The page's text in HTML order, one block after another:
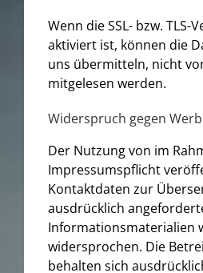
Wenn die SSL- bzw. TLS-
aktiviert ist, können die
uns übermitteln, nicht
mitgelesen werden.
Widerspruch gegen
Der Nutzung von im
Impressumspflicht
Kontaktdaten zur
ausdrücklich
Informationsmaterialien
widersprochen. Die
behalten sich